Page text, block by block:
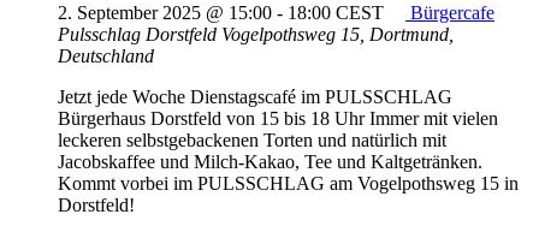
2. September 2025 @ 15:00 - 18:00 CEST
Bürgercafe
Pulsschlag Dorstfeld Vogelpothsweg 15, Dortmund,
Deutschland
Jetzt jede Woche Dienstagscafé im PULSSCHLAG
Bürgerhaus Dorstfeld von 15 bis 18 Uhr Immer mit vielen
leckeren selbstgebackenen Torten und natürlich mit
Jacobskaffee und Milch-Kakao, Tee und Kaltgetränken.
Kommt vorbei im PULSSCHLAG am Vogelpothsweg 15 in
Dorstfeld!